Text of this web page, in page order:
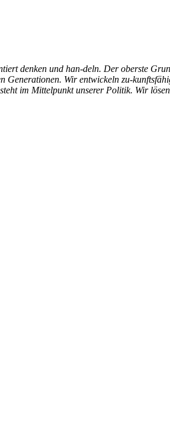
denken und han-deln. Der oberste
Wir entwickeln zu-
im Mittelpunkt unserer Politik. Wir